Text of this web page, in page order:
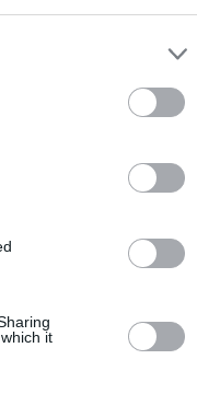
it
de
SOBRE
es
Navega por
del otro